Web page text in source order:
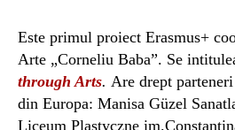
Este primul proiect Erasmus+
Arte „Corneliu Baba”. Se
through Arts. Are drept parteneri
din Europa: Manisa Güzel
Liceum Plastyczne